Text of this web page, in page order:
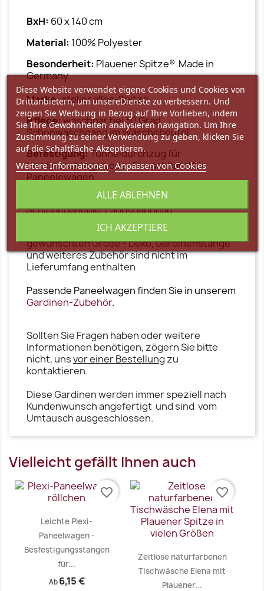
BxH: 60 x 140 cm
Material: 100% Polyester
Besonderheit: Plauener Spitze® Made in
Germany
Marke:atelier alles-Spitze
Pflege:waschbar bei 30 Grad
Schonwaschgang im Wäschebeutel
Befestigung:Tunneldurchzug für
Gardinenstangen oder Flauschband für
Paneelewagen
Flächengardine, Schiebegardine,
Schiebepaneele, Längspanneau
1 Flächengardine Sarah in der
gewünschten Größe - Deko, Gardinenstange
und weiteres Zubehör sind nicht im
Lieferumfang enthalten
Passende Paneelwagen finden Sie in unserem
Gardinen-Zubehör.
Sollten Sie Fragen haben oder weitere
Informationen benötigen, zögern Sie bitte
nicht, unsvor einer Bestellung zu
kontaktieren.
Diese Gardinen werden immer speziell nach
Kundenwunsch angefertigt und sind vom
Umtausch ausgeschlossen.
Vielleicht gefällt Ihnen auch
Leichte Plexi-
Paneelwagen -
Besfestigungsstangen
für...
Ab 6,15 €
favorite_border
Zeitlose naturfarbenen
Tischwäsche Elena mit
Plauener...
favorite_border
Diese Website verwendet eigene Cookies und Cookies von
Drittanbietern, um unsereDienste zu verbessern. Und
zeigen Sie Werbung in Bezug auf Ihre Vorlieben, indem
Sie Ihre Gewohnheiten analysieren navigation. Um Ihre
Zustimmung zu seiner Verwendung zu geben, klicken Sie
auf die Schaltfläche Akzeptieren.
Weitere Informationen Anpassen von Cookies
ALLE ABLEHNEN
ICH AKZEPTIERE